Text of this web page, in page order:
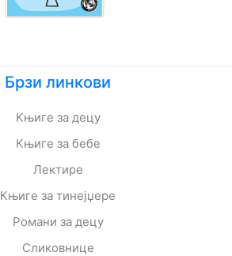
Брзи линкови
Књиге за децу
Књиге за бебе
Лектире
Књиге за тинејџере
Романи за децу
Сликовнице